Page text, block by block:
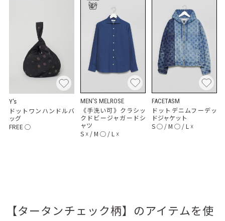
Y's
ドットワンハンドルバ
ッグ
FREE ◯
MEN'S MELROSE
《手洗い可》クラシッ
クドビージャガードシ
ャツ
S ☓ /M ◯ /L ☓
FACETASM
ドットデニムフーデッ
ドジャケット
S◯ /M ◯ /L ☓
【タータンチェック柄】のアイテムを使